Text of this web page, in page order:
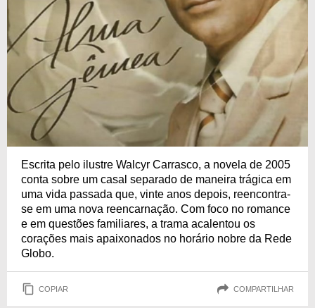
Escrita pelo ilustre Walcyr Carrasco, a novela de 2005
conta sobre um casal separado de maneira trágica em
uma vida passada que, vinte anos depois, reencontra-
se em uma nova reencarnação. Com foco no romance
e em questões familiares, a trama acalentou os
corações mais apaixonados no horário nobre da Rede
Globo.
COPIAR COMPARTILHAR